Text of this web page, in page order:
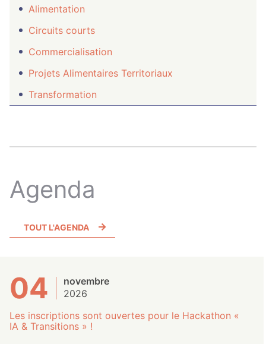
Alimentation
Circuits courts
Commercialisation
Projets Alimentaires Territoriaux
Transformation
Agenda
TOUT L'AGENDA
04
novembre
2026
Les inscriptions sont ouvertes pour le Hackathon «
IA & Transitions » !